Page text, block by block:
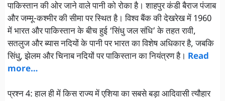
पाकिस्तान की ओर जाने वाले पानी को रोका है। शाहपुर कंडी बैराज पंजाब
और जम्मू-कश्मीर की सीमा पर स्थित है। विश्व बैंक की देखरेख में 1960
में भारत और पाकिस्तान के बीच हुई ‘सिंधु जल संधि’ के तहत रावी,
सतलुज और ब्यास नदियों के पानी पर भारत का विशेष अधिकार है, जबकि
सिंधु, झेलम और चिनाब नदियों पर पाकिस्तान का नियंत्रण है। Read
more…
प्रश्न 4: हाल ही में किस राज्य में एशिया का सबसे बड़ा आदिवासी त्यौहार